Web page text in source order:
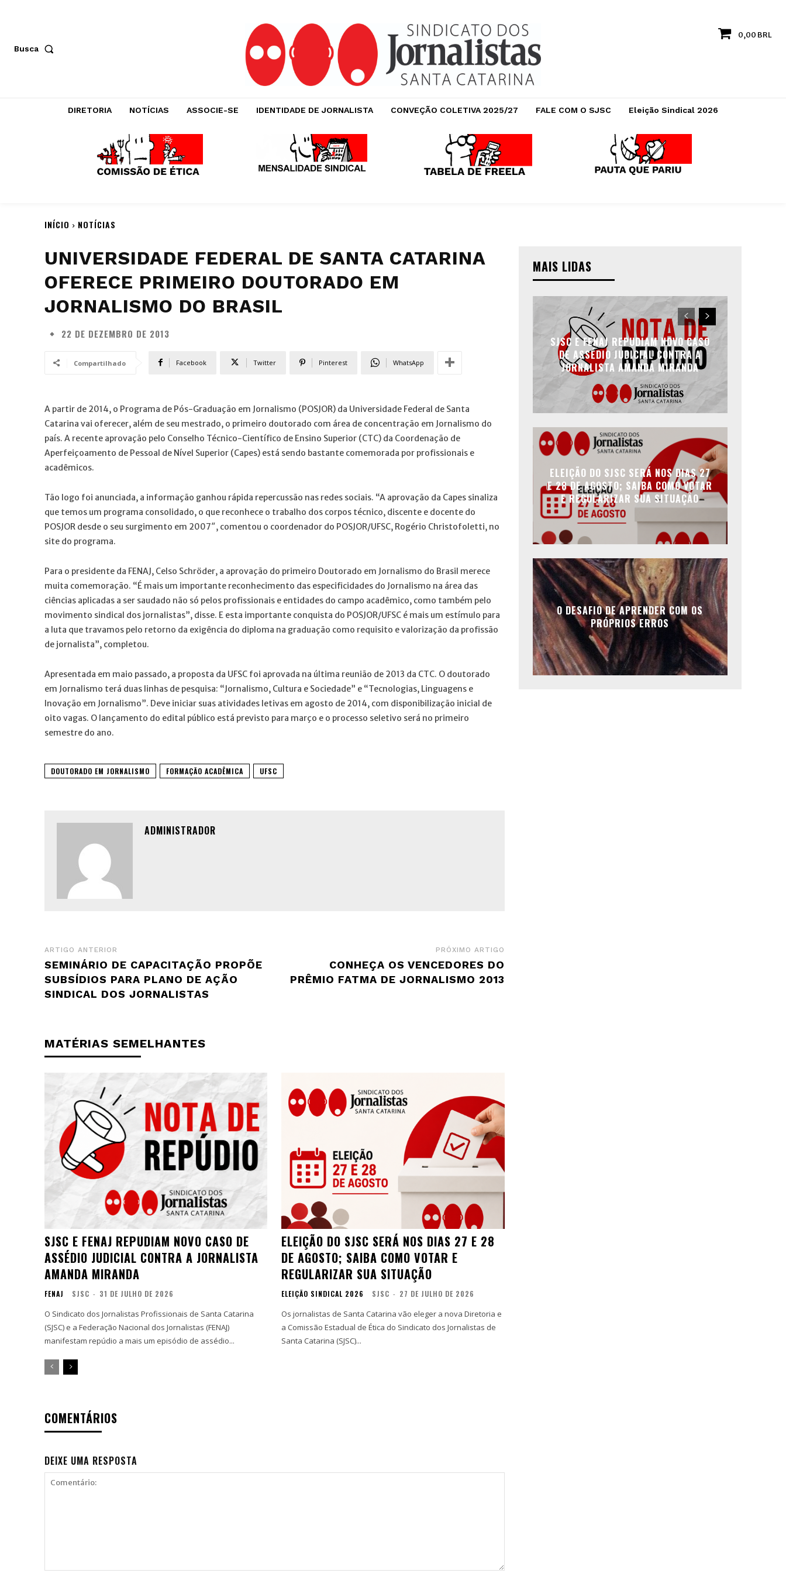
Busca
0,00 BRL
DIRETORIA NOTÍCIAS ASSOCIE-SE IDENTIDADE DE JORNALISTA CONVEÇÃO COLETIVA 2025/27 FALE COM O SJSC Eleição Sindical 2026
INÍCIO NOTÍCIAS
UNIVERSIDADE FEDERAL DE SANTA CATARINA
OFERECE PRIMEIRO DOUTORADO EM
JORNALISMO DO BRASIL
22 DE DEZEMBRO DE 2013
Compartilhado Facebook Twitter Pinterest WhatsApp
A partir de 2014, o Programa de Pós-Graduação em Jornalismo (POSJOR) da Universidade Federal de Santa
Catarina vai oferecer, além de seu mestrado, o primeiro doutorado com área de concentração em Jornalismo do
país. A recente aprovação pelo Conselho Técnico-Científico de Ensino Superior (CTC) da Coordenação de
Aperfeiçoamento de Pessoal de Nível Superior (Capes) está sendo bastante comemorada por profissionais e
acadêmicos.
Tão logo foi anunciada, a informação ganhou rápida repercussão nas redes sociais. “A aprovação da Capes sinaliza
que temos um programa consolidado, o que reconhece o trabalho dos corpos técnico, discente e docente do
POSJOR desde o seu surgimento em 2007″, comentou o coordenador do POSJOR/UFSC, Rogério Christofoletti, no
site do programa.
Para o presidente da FENAJ, Celso Schröder, a aprovação do primeiro Doutorado em Jornalismo do Brasil merece
muita comemoração. “É mais um importante reconhecimento das especificidades do Jornalismo na área das
ciências aplicadas a ser saudado não só pelos profissionais e entidades do campo acadêmico, como também pelo
movimento sindical dos jornalistas”, disse. E esta importante conquista do POSJOR/UFSC é mais um estímulo para
a luta que travamos pelo retorno da exigência do diploma na graduação como requisito e valorização da profissão
de jornalista”, completou.
Apresentada em maio passado, a proposta da UFSC foi aprovada na última reunião de 2013 da CTC. O doutorado
em Jornalismo terá duas linhas de pesquisa: “Jornalismo, Cultura e Sociedade” e “Tecnologias, Linguagens e
Inovação em Jornalismo”. Deve iniciar suas atividades letivas em agosto de 2014, com disponibilização inicial de
oito vagas. O lançamento do edital público está previsto para março e o processo seletivo será no primeiro
semestre do ano.
DOUTORADO EM JORNALISMO FORMAÇÃO ACADÊMICA UFSC
ADMINISTRADOR
ARTIGO ANTERIOR
SEMINÁRIO DE CAPACITAÇÃO PROPÕE
SUBSÍDIOS PARA PLANO DE AÇÃO
SINDICAL DOS JORNALISTAS
PRÓXIMO ARTIGO
CONHEÇA OS VENCEDORES DO
PRÊMIO FATMA DE JORNALISMO 2013
MATÉRIAS SEMELHANTES
SJSC E FENAJ REPUDIAM NOVO CASO DE
ASSÉDIO JUDICIAL CONTRA A JORNALISTA
AMANDA MIRANDA
FENAJ SJSC - 31 DE JULHO DE 2026
O Sindicato dos Jornalistas Profissionais de Santa Catarina
(SJSC) e a Federação Nacional dos Jornalistas (FENAJ)
manifestam repúdio a mais um episódio de assédio...
ELEIÇÃO DO SJSC SERÁ NOS DIAS 27 E 28
DE AGOSTO; SAIBA COMO VOTAR E
REGULARIZAR SUA SITUAÇÃO
ELEIÇÃO SINDICAL 2026 SJSC - 27 DE JULHO DE 2026
Os jornalistas de Santa Catarina vão eleger a nova Diretoria e
a Comissão Estadual de Ética do Sindicato dos Jornalistas de
Santa Catarina (SJSC)...
COMENTÁRIOS
DEIXE UMA RESPOSTA
MAIS LIDAS
SJSC E FENAJ REPUDIAM NOVO CASO
DE ASSÉDIO JUDICIAL CONTRA A
JORNALISTA AMANDA MIRANDA
ELEIÇÃO DO SJSC SERÁ NOS DIAS 27
E 28 DE AGOSTO; SAIBA COMO VOTAR
E REGULARIZAR SUA SITUAÇÃO
O DESAFIO DE APRENDER COM OS
PRÓPRIOS ERROS